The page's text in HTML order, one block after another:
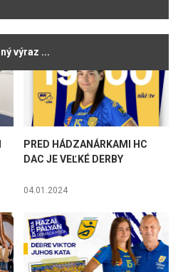
PRED HÁDZANÁRKAMI HC
DAC JE VEĽKÉ DERBY
04.01.2024